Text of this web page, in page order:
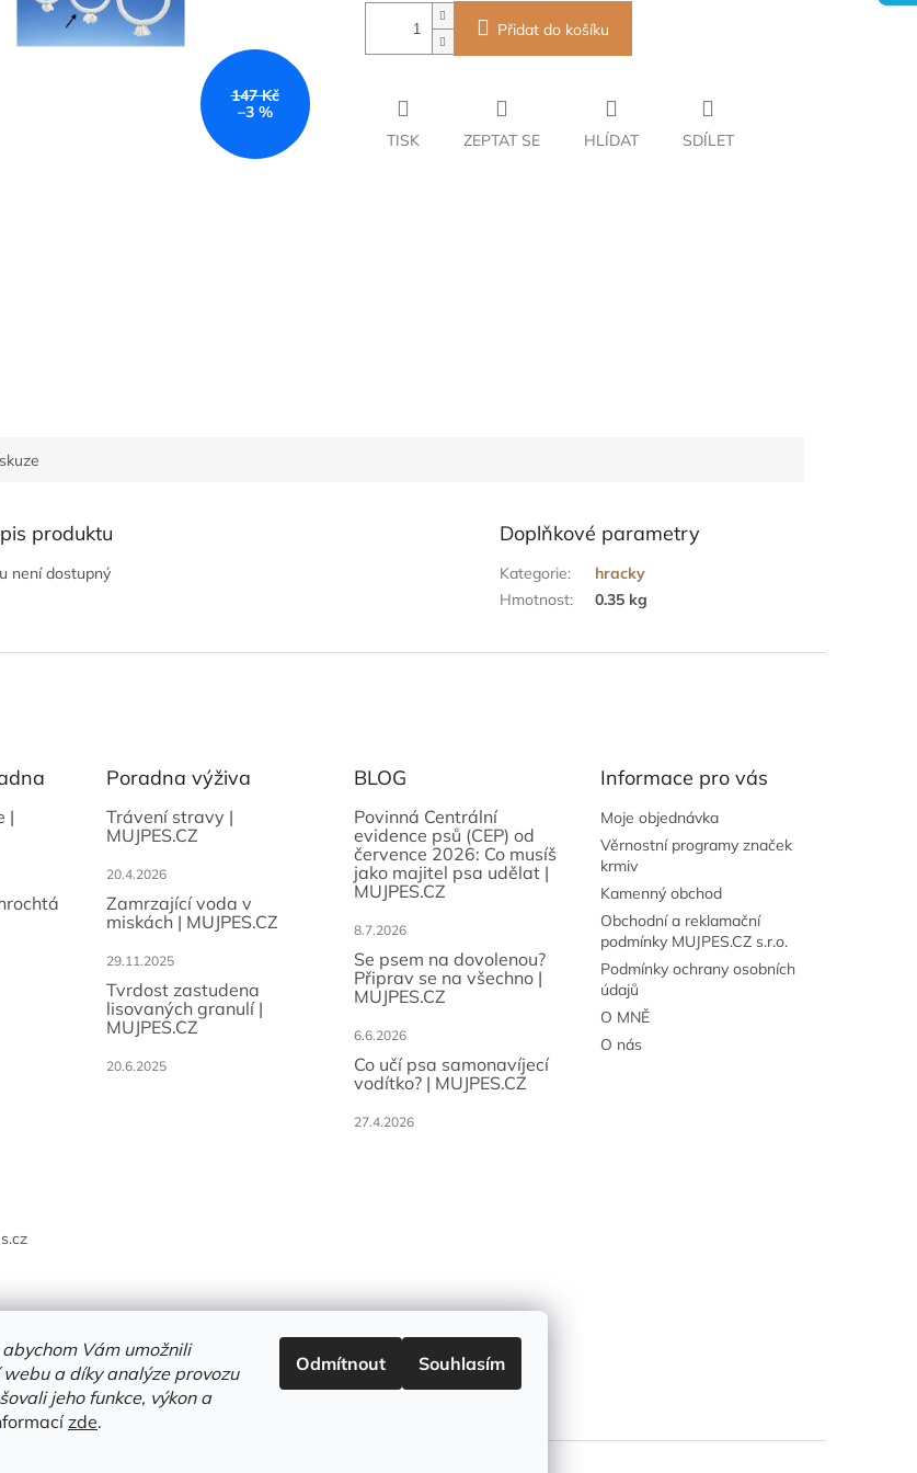
Vám umožnili
a díky analýze provozu
jeho funkce, výkon a
zde.
Odmítnout Souhlasím
147 Kč
–3 %
Přidat do košíku
TISK ZEPTAT SE HLÍDAT SDÍLET
produktu
není dostupný
Doplňkové parametry
Kategorie:
hracky
Hmotnost: 0.35 kg
|
Poradna výživa
Trávení stravy |
MUJPES.CZ
20.4.2026
Zamrzající voda v
miskách | MUJPES.CZ
29.11.2025
Tvrdost zastudena
lisovaných granulí |
MUJPES.CZ
20.6.2025
BLOG
Povinná Centrální
evidence psů (CEP) od
července 2026: Co musíš
jako majitel psa udělat |
MUJPES.CZ
8.7.2026
Se psem na dovolenou?
Připrav se na všechno |
MUJPES.CZ
6.6.2026
Co učí psa samonavíjecí
vodítko? | MUJPES.CZ
27.4.2026
Informace pro vás
Moje objednávka
Věrnostní programy značek
krmiv
Kamenný obchod
Obchodní a reklamační
podmínky MUJPES.CZ s.r.o.
Podmínky ochrany osobních
údajů
O MNĚ
O nás